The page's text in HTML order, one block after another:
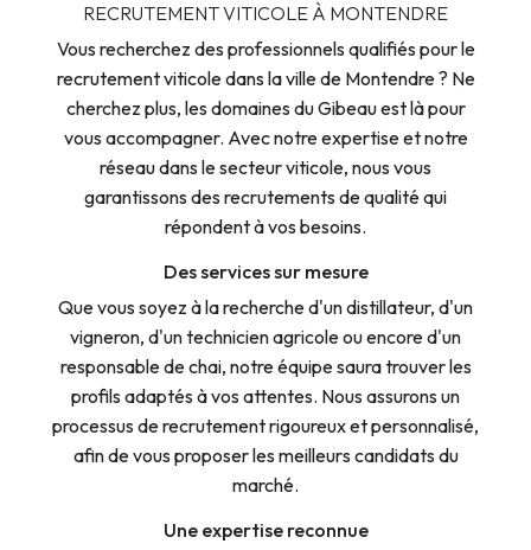
RECRUTEMENT VITICOLE À MONTENDRE
Vous recherchez des professionnels qualifiés pour le
recrutement viticole dans la ville de Montendre ? Ne
cherchez plus, les domaines du Gibeau est là pour
vous accompagner. Avec notre expertise et notre
réseau dans le secteur viticole, nous vous
garantissons des recrutements de qualité qui
répondent à vos besoins.
Des services sur mesure
Que vous soyez à la recherche d'un distillateur, d'un
vigneron, d'un technicien agricole ou encore d'un
responsable de chai, notre équipe saura trouver les
profils adaptés à vos attentes. Nous assurons un
processus de recrutement rigoureux et personnalisé,
afin de vous proposer les meilleurs candidats du
marché.
Une expertise reconnue